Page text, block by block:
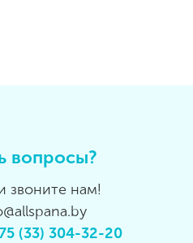
вопросы?
звоните нам!
(33) 304-32-20